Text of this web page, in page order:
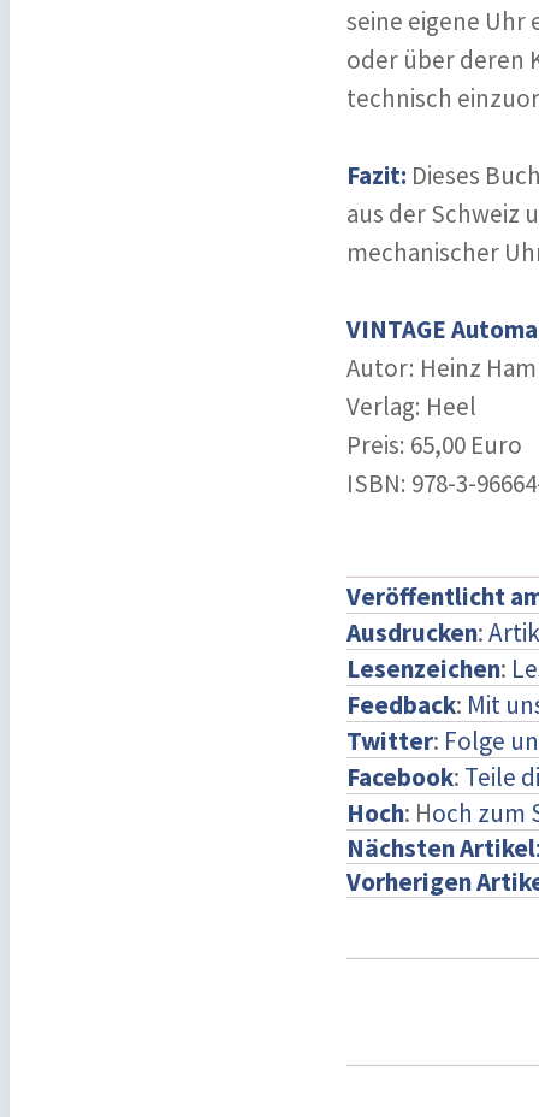
seine eigene
oder über deren
technisch
Fazit: Dieses
aus der Schweiz
mechanischer
VINTAGE
Autor: Heinz
Verlag: Heel
Preis: 65,00 Euro
ISBN: 978-3-
Veröffentlicht
Ausdrucken:
Lesenzeichen:
Feedback: Mit
Twitter: Folge
Facebook: Teile
Hoch: Hoch zum
Nächsten Artikel
Vorherigen